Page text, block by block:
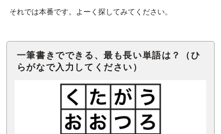
それでは本番です。よーく探してみてください。
一筆書きでできる、最も長い単語は？（ひ
らがなで入力してください）